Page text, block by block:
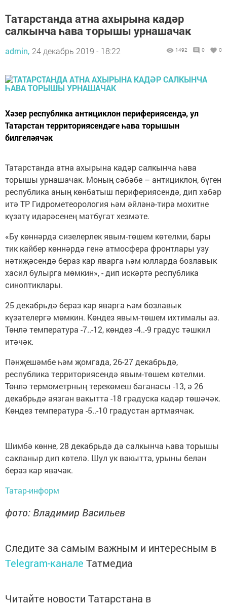
Татарстанда атна ахырына кадәр
салкынча һава торышы урнашачак
admin, 24 декабрь 2019 - 18:22 1492 0 0
Хәзер республика антициклон перифериясендә, ул
Татарстан территориясендәге һава торышын
билгеләячәк
Татарстанда атна ахырына кадәр салкынча һава
торышы урнашачак. Моның сәбәбе – антициклон, бүген
республика аның көнбатыш перифериясендә, дип хәбәр
итә ТР Гидрометеорология һәм әйләнә-тирә мохитне
күзәтү идарәсенең матбугат хезмәте.
«Бу көннәрдә сизелерлек явым-төшем көтелми, бары
тик кайбер көннәрдә генә атмосфера фронтлары узу
нәтиҗәсендә бераз кар яварга һәм юлларда бозлавык
хасил булырга мөмкин», - дип искәртә республика
синоптиклары.
25 декабрьдә бераз кар яварга һәм бозлавык
күзәтелергә мөмкин. Көндез явым-төшем ихтималы аз.
Төнлә температура -7..-12, көндез -4..-9 градус тәшкил
итәчәк.
Пәнҗешәмбе һәм җомгада, 26-27 декабрьдә,
республика территориясендә явым-төшем көтелми.
Төнлә термометрның терекөмеш баганасы -13, ә 26
декабрьдә аязган вакытта -18 градуска кадәр төшәчәк.
Көндез температура -5..-10 градустан артмаячак.
Шимбә көнне, 28 декабрьдә дә салкынча һава торышы
сакланыр дип көтелә. Шул ук вакытта, урыны белән
бераз кар явачак.
Татар-информ
фото: Владимир Васильев
Следите за самым важным и интересным в
Telegram-канале Татмедиа
Читайте новости Татарстана в